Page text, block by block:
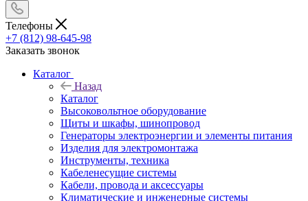
Телефоны
+7 (812) 98-645-98
Заказать звонок
Каталог
Назад
Каталог
Высоковольтное оборудование
Щиты и шкафы, шинопровод
Генераторы электроэнергии и элементы питания
Изделия для электромонтажа
Инструменты, техника
Кабеленесущие системы
Кабели, провода и аксессуары
Климатические и инженерные системы